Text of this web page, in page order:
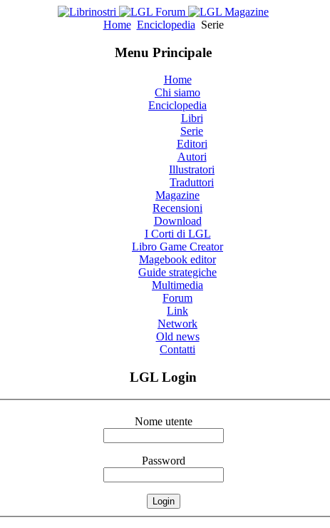
Home Enciclopedia Serie
Menu Principale
Home
Chi siamo
Enciclopedia
Libri
Serie
Editori
Autori
Illustratori
Traduttori
Magazine
Recensioni
Download
I Corti di LGL
Libro Game Creator
Magebook editor
Guide strategiche
Multimedia
Forum
Link
Network
Old news
Contatti
LGL Login
Nome utente
Password